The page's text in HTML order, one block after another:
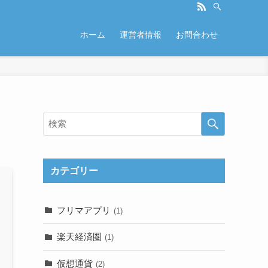
ホーム 運営者情報 お問合わせ
カテゴリー
フリマアプリ (1)
楽天経済圏 (1)
仮想通貨 (2)